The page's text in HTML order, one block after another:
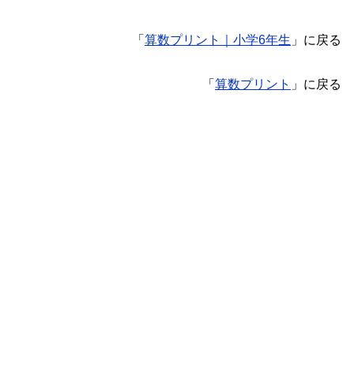
「 算数プリント｜小学6年生 」に戻る
「 算数プリント 」に戻る